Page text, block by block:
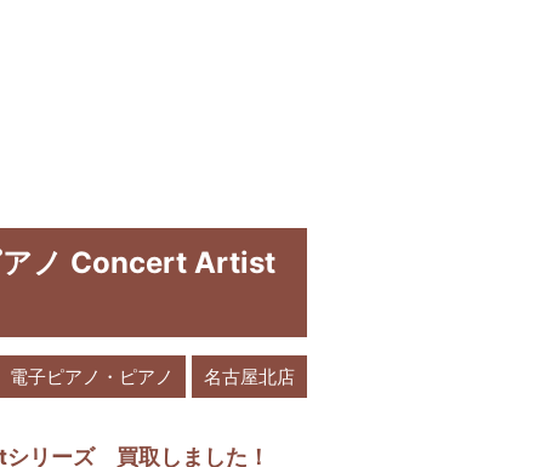
アノ Concert Artist
電子ピアノ・ピアノ 名古屋北店
リーズ 買取しました！